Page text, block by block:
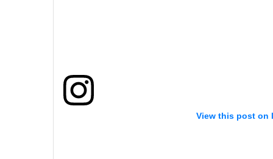
View this post on